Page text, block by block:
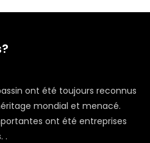
ont été toujours reconnus
mondial et menacé.
ont été entreprises
.